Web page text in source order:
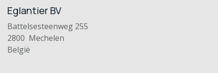
Eglantier BV
Battelsesteenweg 255
2800 Mechelen
België